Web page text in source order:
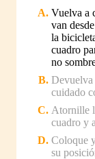
Vuelva a
van
la
cuadro
no
Devuelva
cuidado
Atornille
cuadro y
Coloque
su